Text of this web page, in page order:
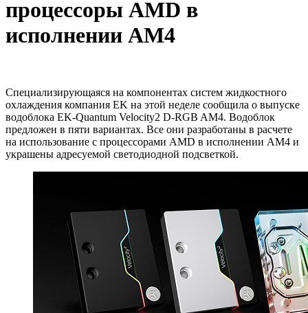
процессоры AMD в
исполнении AM4
Специализирующаяся на компонентах систем жидкостного
охлаждения компания EK на этой неделе сообщила о выпуске
водоблока EK-Quantum Velocity2 D-RGB AM4. Водоблок
предложен в пяти вариантах. Все они разработаны в расчете
на использование с процессорами AMD в исполнении AM4 и
украшены адресуемой светодиодной подсветкой.